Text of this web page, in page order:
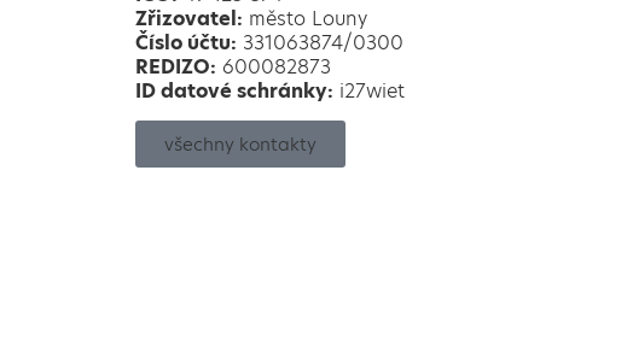
Zřizovatel: město Louny
Číslo účtu: 331063874/0300
REDIZO: 600082873
ID datové schránky: i27wiet
všechny kontakty